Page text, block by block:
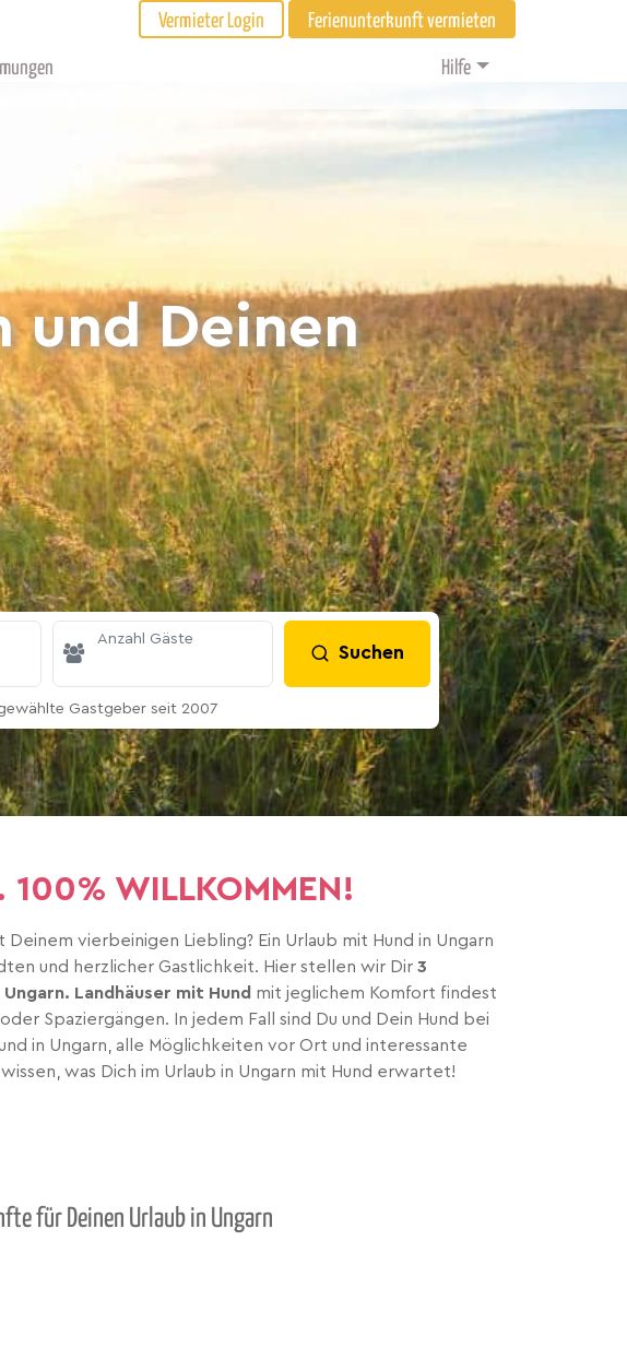
Vermieter Login Ferienunterkunft vermieten
Hilfe
und Deinen
Anzahl Gäste
Suchen
Gastgeber seit 2007
WILLKOMMEN!
vierbeinigen Liebling? Ein Urlaub mit Hund in Ungarn
und herzlicher Gastlichkeit. Hier stellen wir Dir 3
Ungarn. Landhäuser mit Hund mit jeglichem Komfort findest
Spaziergängen. In jedem Fall sind Du und Dein Hund bei
in Ungarn, alle Möglichkeiten vor Ort und interessante
was Dich im Urlaub in Ungarn mit Hund erwartet!
für Deinen Urlaub in Ungarn